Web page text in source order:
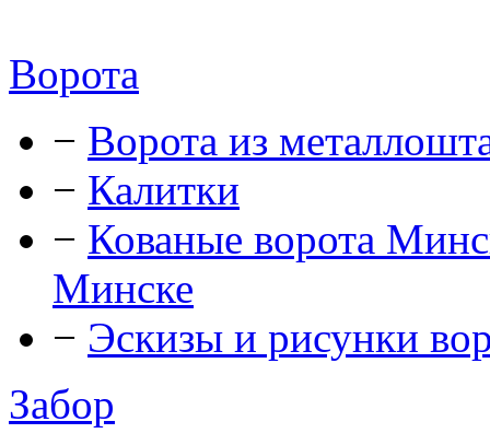
Ворота
− Ворота из
− Калитки
− Кованые ворота
Минске
− Эскизы и рисунки
Забор